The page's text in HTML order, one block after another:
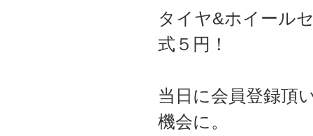
タイヤ&ホイール
式５円！
当日に会員登録頂
機会に。